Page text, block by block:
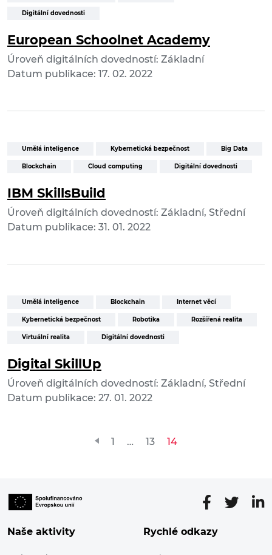
Digitální dovednosti
European Schoolnet Academy
Úroveň digitálních dovedností: Základní
Datum publikace: 17. 02. 2022
Umělá inteligence Kybernetická bezpečnost Big Data
Blockchain Cloud computing Digitální dovednosti
IBM SkillsBuild
Úroveň digitálních dovedností: Základní, Střední
Datum publikace: 31. 01. 2022
Umělá inteligence Blockchain Internet věcí
Kybernetická bezpečnost Robotika Rozšířená realita
Virtuální realita Digitální dovednosti
Digital SkillUp
Úroveň digitálních dovedností: Základní, Střední
Datum publikace: 27. 01. 2022
Stránkování
1 … 13 14
Naše aktivity Rychlé odkazy